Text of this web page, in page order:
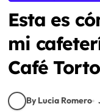
Esta es
mi
Café
By Lucia Romero